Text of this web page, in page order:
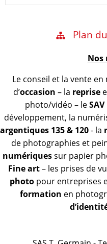
Plan
Nos
Le conseil et la vente
d’occasion – la reprise
photo/vidéo – le
développement, la
argentiques 135 & 120- la
de photographies et
numériquessur papier
Fine art– les prises de
photo pour entreprises
formation en